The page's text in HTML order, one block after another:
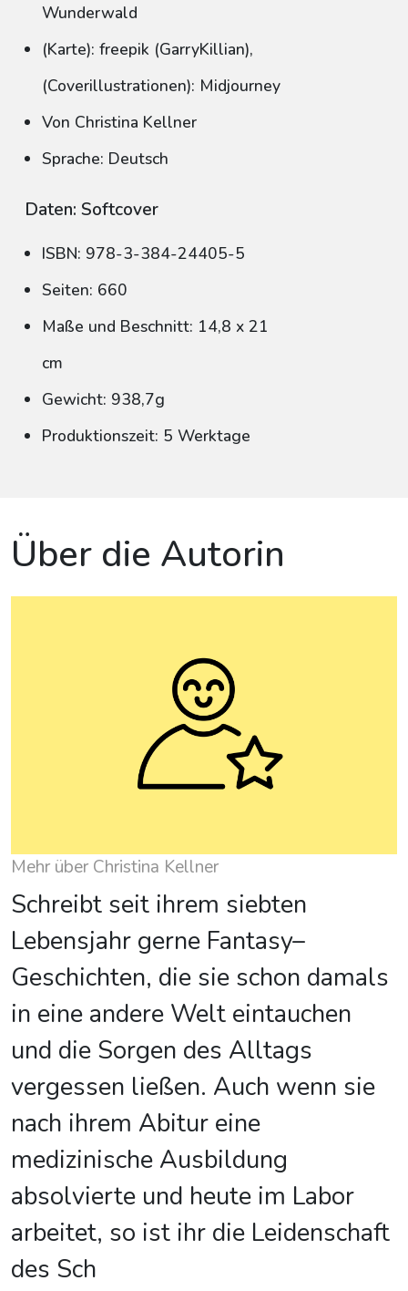
Wunderwald
(Karte): freepik (GarryKillian),
(Coverillustrationen): Midjourney
Von Christina Kellner
Sprache: Deutsch
Daten: Softcover
ISBN: 978-3-384-24405-5
Seiten: 660
Maße und Beschnitt: 14,8 x 21
cm
Gewicht: 938,7g
Produktionszeit: 5 Werktage
Über die Autorin
Mehr über Christina Kellner
Schreibt seit ihrem siebten
Lebensjahr gerne Fantasy–
Geschichten, die sie schon damals
in eine andere Welt eintauchen
und die Sorgen des Alltags
vergessen ließen. Auch wenn sie
nach ihrem Abitur eine
medizinische Ausbildung
absolvierte und heute im Labor
arbeitet, so ist ihr die Leidenschaft
des Sch